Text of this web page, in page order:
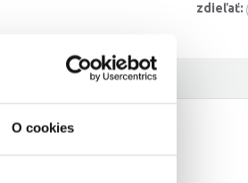
O cookies
zdieľať: